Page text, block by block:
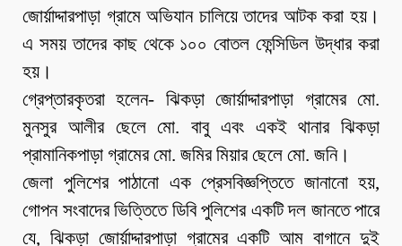
জোর্য়াদ্দারপাড়া গ্রামে অভিযান চালিয়ে তাদের আটক করা হয়।
এ সময় তাদের কাছ থেকে ১০০ বোতল ফেন্সিডিল উদ্ধার করা
হয়।
গ্রেপ্তারকৃতরা হলেন- ঝিকড়া জোর্য়াদ্দারপাড়া গ্রামের মো.
মুনসুর আলীর ছেলে মো. বাবু এবং একই থানার ঝিকড়া
প্রামানিকপাড়া গ্রামের মো. জমির মিয়ার ছেলে মো. জনি।
জেলা পুলিশের পাঠানো এক প্রেসবিজ্ঞপ্তিতে জানানো হয়,
গোপন সংবাদের ভিত্তিতে ডিবি পুলিশের একটি দল জানতে পারে
যে, ঝিকড়া জোর্য়াদ্দারপাড়া গ্রামের একটি আম বাগানে দুই